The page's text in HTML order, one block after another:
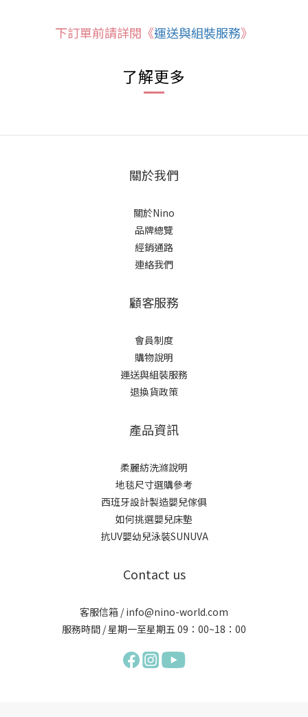
下訂單前請詳閱《運送與組裝服務》
了解更多
關於我們
關於Nino
品牌總覽
經銷通路
連絡我們
顧客服務
會員制度
購物說明
運送與組裝服務
退換貨政策
產品資訊
柔麗紡洗滌說明
地毯尺寸選購參考
西班牙設計製造嬰兒傢俱
如何挑選嬰兒床墊
抗UV嬰幼兒泳裝SUNUVA
Contact us
客服信箱 / info@nino-world.com
服務時間 / 星期一至星期五 09：00~18：00